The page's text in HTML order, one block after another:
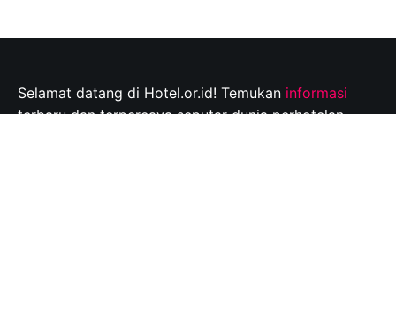
Selamat datang di Hotel.or.id! Temukan informasi
terbaru dan terpercaya seputar dunia perhotelan,